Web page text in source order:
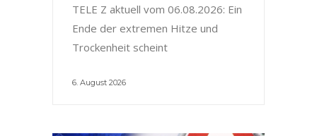
TELE Z aktuell vom 06.08.2026: Ein
Ende der extremen Hitze und
Trockenheit scheint
6. August 2026